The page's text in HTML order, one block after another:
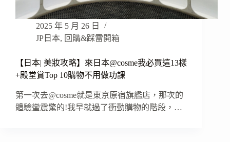
2025 年 5 月 26 日
JP日本, 回購&踩雷開箱
【日本| 美妝攻略】來日本@cosme我必買這13樣
+殿堂賞Top 10購物不用做功課
第一次去@cosme就是東京原宿旗艦店，那次的
體驗蠻震驚的!我早就過了衝動購物的階段，…